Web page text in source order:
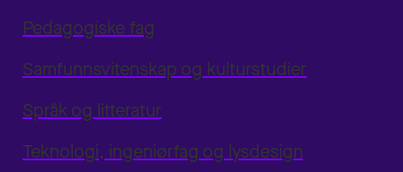
Pedagogiske fag
Samfunnsvitenskap og kulturstudier
Språk og litteratur
Teknologi, ingeniørfag og lysdesign